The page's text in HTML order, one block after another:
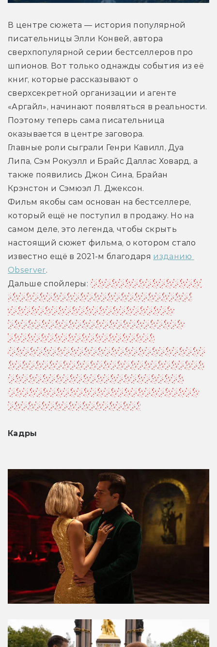
В центре сюжета — история популярной
писательницы Элли Конвей, автора
сверхпопулярной серии бестселлеров про
шпионов. Вот только однажды события из её
книг, которые рассказывают о
сверхсекретной организации и агенте
«Аргайл», начинают появляться в реальности.
Поэтому теперь сама писательница
оказывается в центре заговора.
Главные роли сыграли Генри Кавилл, Дуа
Липа, Сэм Рокуэлл и Брайс Даллас Ховард, а
также появились Джон Сина, Брайан
Крэнстон и Сэмюэл Л. Джексон.
Фильм якобы сам основан на бестселлере,
который ещё не поступил в продажу. Но на
самом деле, это легенда, чтобы скрыть
настоящий сюжет фильма, о котором стало
известно ещё в 2021-м благодаря изданию
Observer.
Дальше спойлеры: Персонаж Генри Кавилла,
которого так рекламируют в трейлере, на
самом деле появляется лишь в камео.
Главный герой фильма — писательница,
которую играет Ховард. Она сама
принадлежала к шпионской организации, но
потеряла память. Вместе с воспоминаниями
к ней возвращаются и её смертоносные
навыки. И именно поэтому она оказывается
под прицелом других агентов.
Кадры